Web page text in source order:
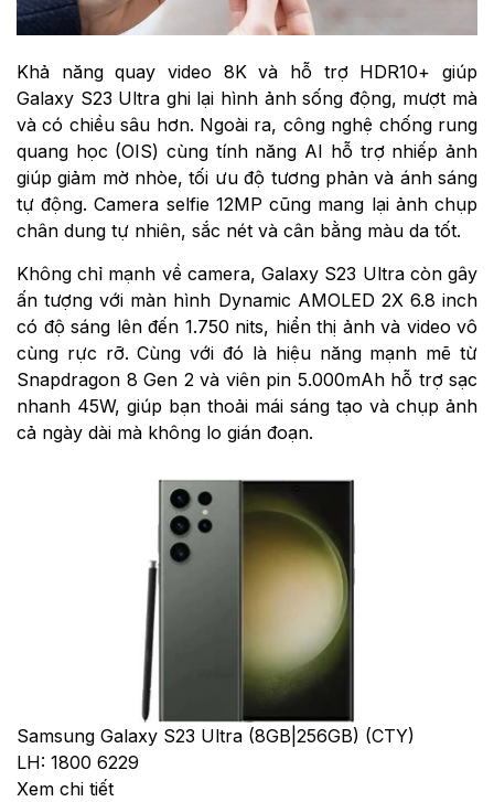
Khả năng quay video 8K và hỗ trợ HDR10+ giúp
Galaxy S23 Ultra ghi lại hình ảnh sống động, mượt mà
và có chiều sâu hơn. Ngoài ra, công nghệ chống rung
quang học (OIS) cùng tính năng AI hỗ trợ nhiếp ảnh
giúp giảm mờ nhòe, tối ưu độ tương phản và ánh sáng
tự động. Camera selfie 12MP cũng mang lại ảnh chụp
chân dung tự nhiên, sắc nét và cân bằng màu da tốt.
Không chỉ mạnh về camera, Galaxy S23 Ultra còn gây
ấn tượng với màn hình Dynamic AMOLED 2X 6.8 inch
có độ sáng lên đến 1.750 nits, hiển thị ảnh và video vô
cùng rực rỡ. Cùng với đó là hiệu năng mạnh mẽ từ
Snapdragon 8 Gen 2 và viên pin 5.000mAh hỗ trợ sạc
nhanh 45W, giúp bạn thoải mái sáng tạo và chụp ảnh
cả ngày dài mà không lo gián đoạn.
Samsung Galaxy S23 Ultra (8GB|256GB) (CTY)
LH: 1800 6229
Xem chi tiết